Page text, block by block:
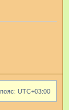
UTC+03:00